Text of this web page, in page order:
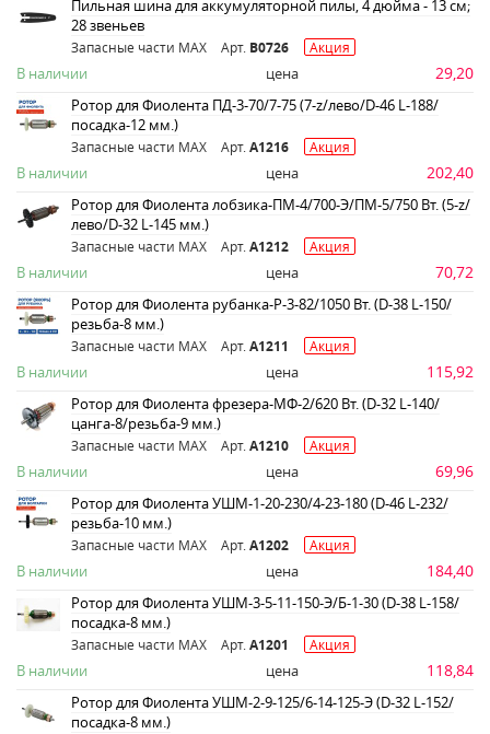
Пильная шина для аккумуляторной пилы, 4 дюйма - 13 см;
28 звеньев
Запасные части MAX Арт. B0726 Акция
В наличии цена 29,20
Ротор для Фиолента ПД-3-70/7-75 (7-z/лево/D-46 L-188/
посадка-12 мм.)
Запасные части MAX Арт. A1216 Акция
В наличии цена 202,40
Ротор для Фиолента лобзика-ПМ-4/700-Э/ПМ-5/750 Вт. (5-z/
лево/D-32 L-145 мм.)
Запасные части MAX Арт. A1212 Акция
В наличии цена 70,72
Ротор для Фиолента рубанка-Р-3-82/1050 Вт. (D-38 L-150/
резьба-8 мм.)
Запасные части MAX Арт. A1211 Акция
В наличии цена 115,92
Ротор для Фиолента фрезера-МФ-2/620 Вт. (D-32 L-140/
цанга-8/резьба-9 мм.)
Запасные части MAX Арт. A1210 Акция
В наличии цена 69,96
Ротор для Фиолента УШМ-1-20-230/4-23-180 (D-46 L-232/
резьба-10 мм.)
Запасные части MAX Арт. A1202 Акция
В наличии цена 184,40
Ротор для Фиолента УШМ-3-5-11-150-Э/Б-1-30 (D-38 L-158/
посадка-8 мм.)
Запасные части MAX Арт. A1201 Акция
В наличии цена 118,84
Ротор для Фиолента УШМ-2-9-125/6-14-125-Э (D-32 L-152/
посадка-8 мм.)